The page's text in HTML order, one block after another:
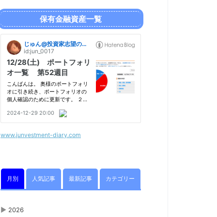
保有金融資産一覧
www.junvestment-diary.com
月別 人気記事 最新記事 カテゴリー
▶ 2026